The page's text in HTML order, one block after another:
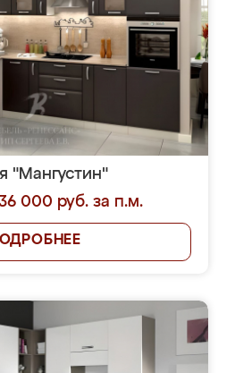
"Мангустин"
000 руб. за п.м.